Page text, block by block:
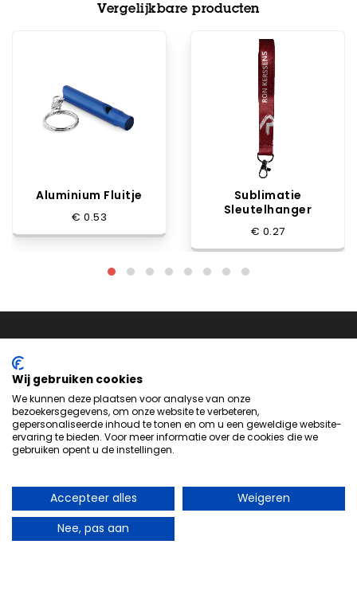
Vergelijkbare producten
Aluminium Fluitje
€ 0.53
Sublimatie
Sleutelhanger
€ 0.27
Neemcontactmet ons op om te zien hoe we je kunnen
helpen bij het maken van het perfecte product voor jouw
volgende evenement of project.
Handige links
Wij gebruiken cookies
We kunnen deze plaatsen voor analyse van onze
bezoekersgegevens, om onze website te verbeteren,
gepersonaliseerde inhoud te tonen en om u een geweldige website-
ervaring te bieden. Voor meer informatie over de cookies die we
gebruiken opent u de instellingen.
Accepteer alles
Weigeren
Nee, pas aan